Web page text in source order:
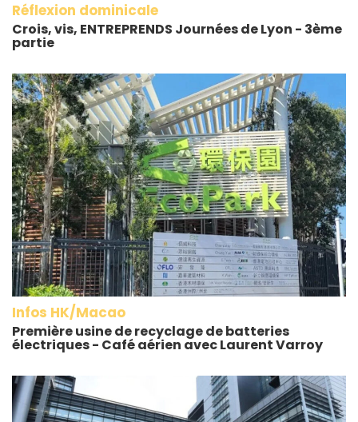
Réflexion dominicale
Crois, vis, ENTREPRENDS Journées de Lyon - 3ème
partie
Infos HK/Macao
Première usine de recyclage de batteries
électriques - Café aérien avec Laurent Varroy